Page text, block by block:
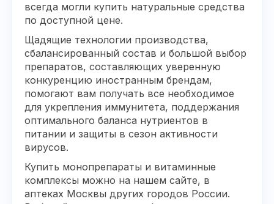
всегда могли купить натуральные средства
по доступной цене.
Щадящие технологии производства,
сбалансированный состав и большой выбор
препаратов, составляющих уверенную
конкуренцию иностранным брендам,
помогают вам получать все необходимое
для укрепления иммунитета, поддержания
оптимального баланса нутриентов в
питании и защиты в сезон активности
вирусов.
Купить монопрепараты и витаминные
комплексы можно на нашем сайте, в
аптеках Москвы других городов России.